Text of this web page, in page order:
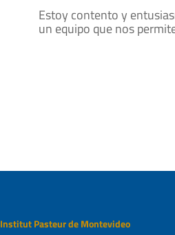
Estoy contento y
un equipo que nos
Institut Pasteur de Montevideo